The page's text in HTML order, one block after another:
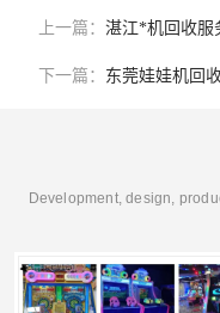
上一篇： 湛江*机回收服
下一篇： 东莞娃娃机回
Development, design,